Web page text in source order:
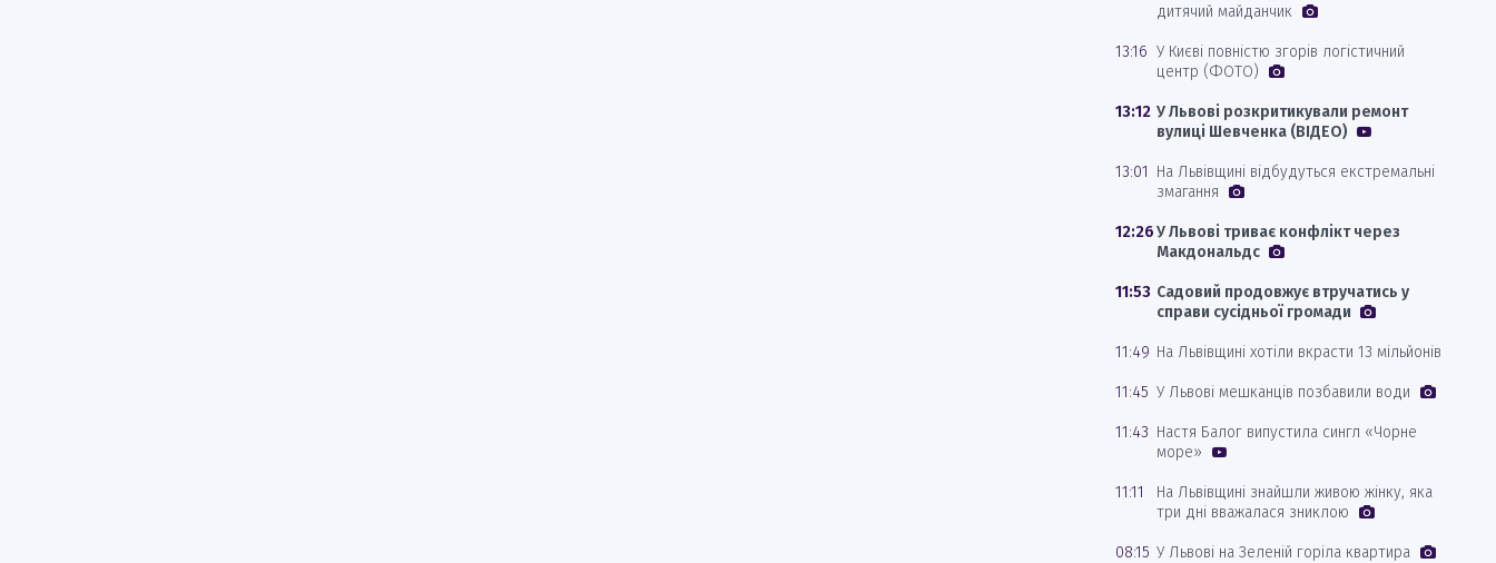
дитячий майданчик
13:16 У Києві повністю згорів логістичний
центр (ФОТО)
13:12 У Львові розкритикували ремонт
вулиці Шевченка (ВІДЕО)
13:01 На Львівщині відбудуться екстремальні
змагання
12:26У Львові триває конфлікт через
Макдональдс
11:53 Садовий продовжує втручатись у
справи сусідньої громади
11:49 На Львівщині хотіли вкрасти 13 мільйонів
11:45 У Львові мешканців позбавили води
11:43 Настя Балог випустила сингл «Чорне
море»
11:11
На Львівщині знайшли живою жінку, яка
три дні вважалася зниклою
08:15 У Львові на Зеленій горіла квартира